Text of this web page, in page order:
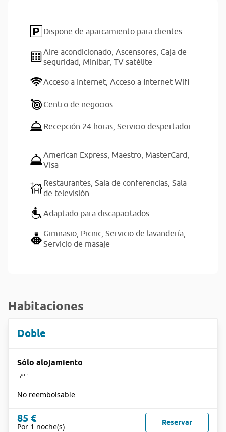
Dispone de aparcamiento para clientes
Aire acondicionado, Ascensores, Caja de
seguridad, Minibar, TV satélite
Acceso a Internet, Acceso a Internet Wifi
Centro de negocios
Recepción 24 horas, Servicio despertador
American Express, Maestro, MasterCard,
Visa
Restaurantes, Sala de conferencias, Sala
de televisión
Adaptado para discapacitados
Gimnasio, Picnic, Servicio de lavandería,
Servicio de masaje
Habitaciones
Doble
Sólo alojamiento
No reembolsable
85 €
Por 1 noche(s) Reservar